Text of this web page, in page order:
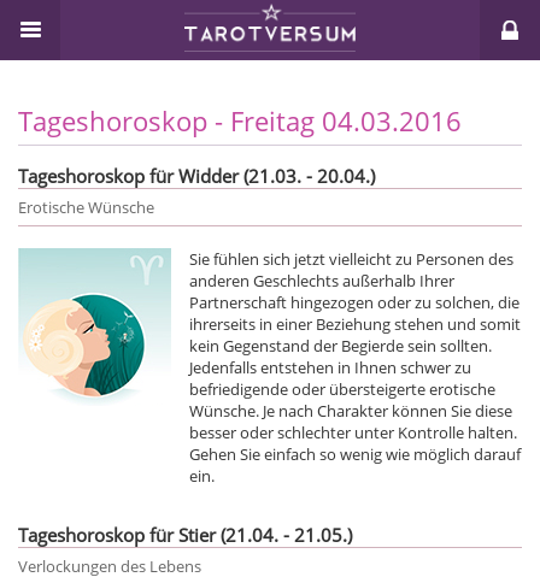
Tageshoroskop - Freitag 04.03.2016
Tageshoroskop für Widder (21.03. - 20.04.)
Erotische Wünsche
Sie fühlen sich jetzt vielleicht zu Personen des
anderen Geschlechts außerhalb Ihrer
Partnerschaft hingezogen oder zu solchen, die
ihrerseits in einer Beziehung stehen und somit
kein Gegenstand der Begierde sein sollten.
Jedenfalls entstehen in Ihnen schwer zu
befriedigende oder übersteigerte erotische
Wünsche. Je nach Charakter können Sie diese
besser oder schlechter unter Kontrolle halten.
Gehen Sie einfach so wenig wie möglich darauf
ein.
Tageshoroskop für Stier (21.04. - 21.05.)
Verlockungen des Lebens